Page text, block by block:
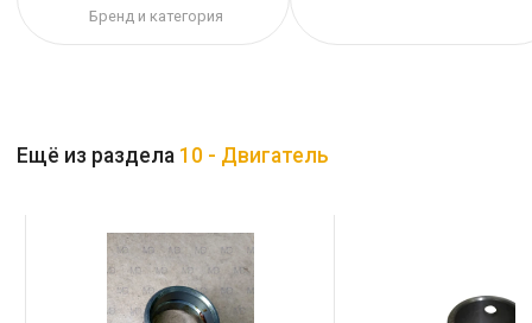
Бренд и категория
Ещё из раздела 10 - Двигатель